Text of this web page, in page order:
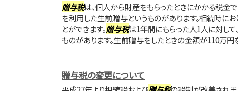
贈与税は、個人から財産をもらったときにかかる税金
を利用した生前贈与というものがあります。相続時に
とができます。贈与税は1年間にもらった人1人に対し
ものがあります。生前贈与をしたときの金額が110万円
贈与税の変更について